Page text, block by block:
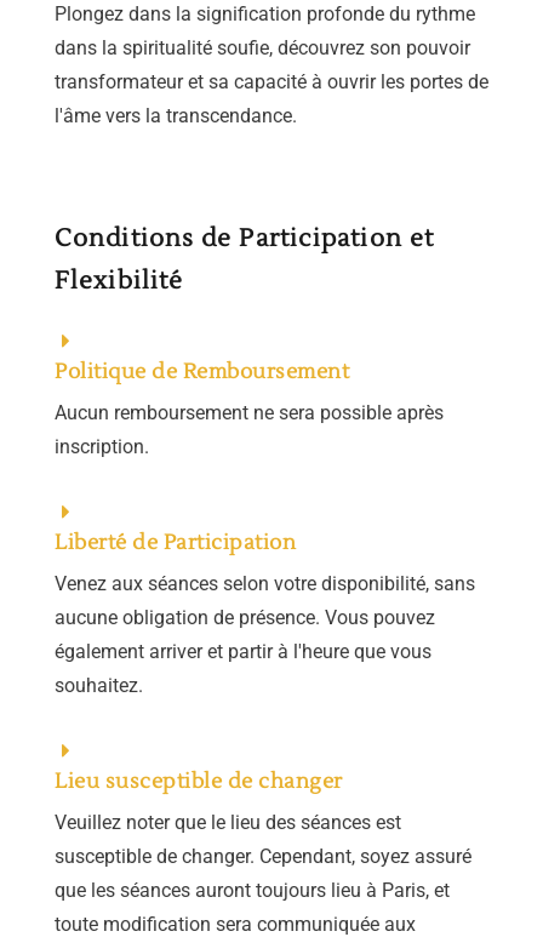
Plongez dans la signification profonde du rythme
dans la spiritualité soufie, découvrez son pouvoir
transformateur et sa capacité à ouvrir les portes de
l'âme vers la transcendance.
Conditions de Participation et
Flexibilité
Politique de Remboursement
Aucun remboursement ne sera possible après
inscription.
Liberté de Participation
Venez aux séances selon votre disponibilité, sans
aucune obligation de présence. Vous pouvez
également arriver et partir à l'heure que vous
souhaitez.
Lieu susceptible de changer
Veuillez noter que le lieu des séances est
susceptible de changer. Cependant, soyez assuré
que les séances auront toujours lieu à Paris, et
toute modification sera communiquée aux